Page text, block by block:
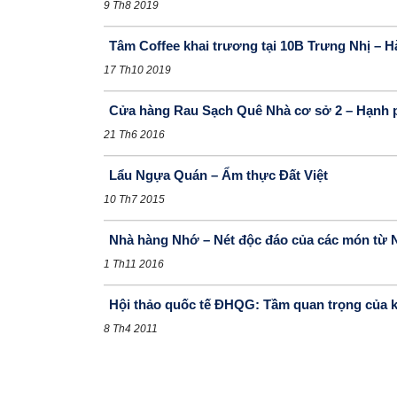
9 Th8 2019
Tâm Coffee khai trương tại 10B Trưng Nhị –
17 Th10 2019
Cửa hàng Rau Sạch Quê Nhà cơ sở 2 – Hạnh
21 Th6 2016
Lẩu Ngựa Quán – Ẩm thực Đất Việt
10 Th7 2015
Nhà hàng Nhớ – Nét độc đáo của các món từ
1 Th11 2016
Hội thảo quốc tế ĐHQG: Tầm quan trọng của
8 Th4 2011